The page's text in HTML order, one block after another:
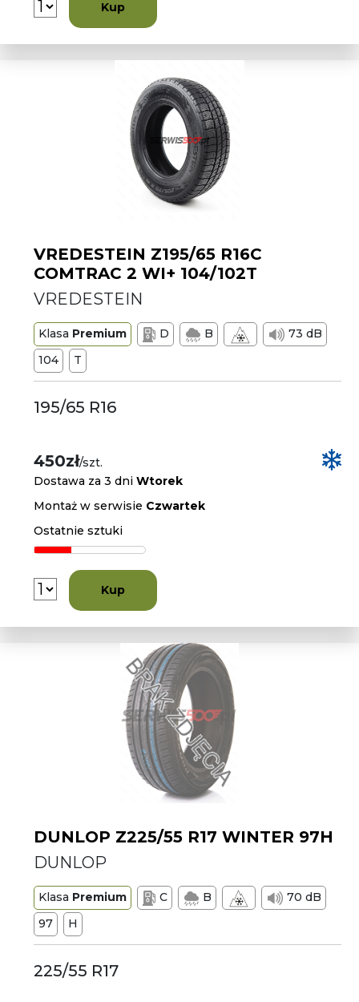
Kup
VREDESTEIN Z195/65 R16C
COMTRAC 2 WI+ 104/102T
VREDESTEIN
Klasa Premium D B
73 dB
104
T
195/65 R16
450zł/szt.
Dostawa za 3 dniWtorek
Montaż w serwisie Czwartek
Ostatnie sztuki
Kup
DUNLOP Z225/55 R17 WINTER 97H
DUNLOP
Klasa Premium C B
70 dB
97
H
225/55 R17